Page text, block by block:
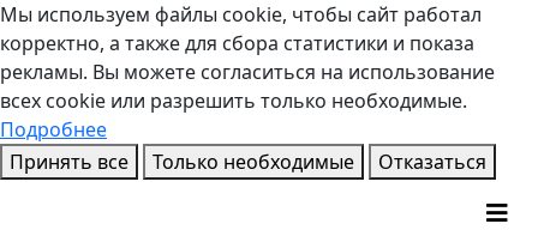
Мы используем файлы cookie, чтобы сайт работал
корректно, а также для сбора статистики и показа
рекламы. Вы можете согласиться на использование
всех cookie или разрешить только необходимые.
Подробнее
Принять все
Только необходимые Отказаться